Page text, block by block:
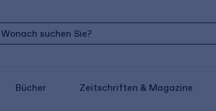
Bücher Zeitschriften & Magazine